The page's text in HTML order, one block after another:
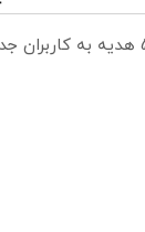
کن